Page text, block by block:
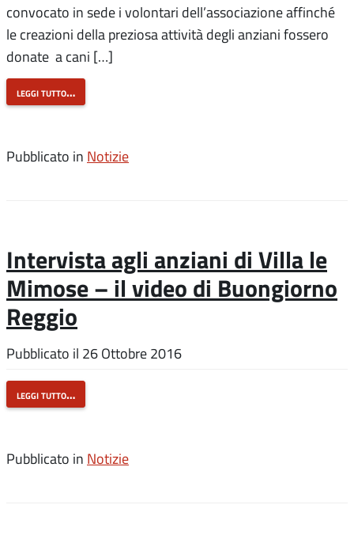
convocato in sede i volontari dell’associazione affinché
le creazioni della preziosa attività degli anziani fossero
donate a cani […]
leggi tutto…
Pubblicato in Notizie
Intervista agli anziani di Villa le
Mimose – il video di Buongiorno
Reggio
Pubblicato il 26 Ottobre 2016
leggi tutto…
Pubblicato in Notizie